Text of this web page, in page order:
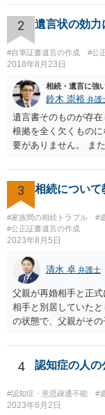
すが、弁護士に作成
ースが多いと思いま
律の基準はありません
2 遺言状の効力
#自筆証書遺言の作成 #公
2018年8月23日
相続・遺言に強
鈴木 崇裕 弁護
遺言書そのものが存
根拠を全く欠くもの
要がありません。 ま
ご回答にもあります
方に対して， ・相続
と ・今後一切の連絡
ようであれば警察への
書面を発送してもらう
3 相続について
#家族間の相続トラブル #
#公正証書遺言の作成
2023年8月5日
清水 卓 弁護士
父親が再婚相手と正
相手と別居していた
の状態で、父親がそ
が、再婚相手の遺留
（子）に対して遺留
お悩みのようであれ
の地域等の弁護士に
【参考】民法 （遺留
4 認知症の人の
#認知症・意思疎通不能 #
2023年6月2日